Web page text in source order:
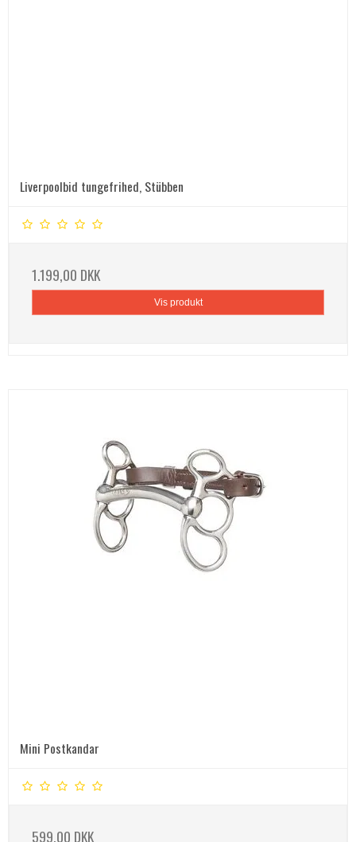
Liverpoolbid tungefrihed, Stübben
1.199,00 DKK
Vis produkt
Mini Postkandar
599,00 DKK